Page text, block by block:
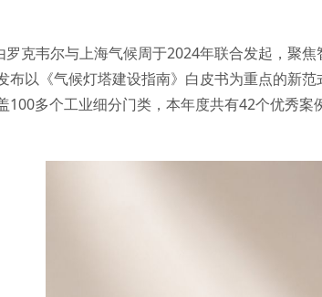
罗克韦尔与上海气候周于2024年联合发起，聚
布以《气候灯塔建设指南》白皮书为重点的新
100多个工业细分门类，本年度共有42个优秀案